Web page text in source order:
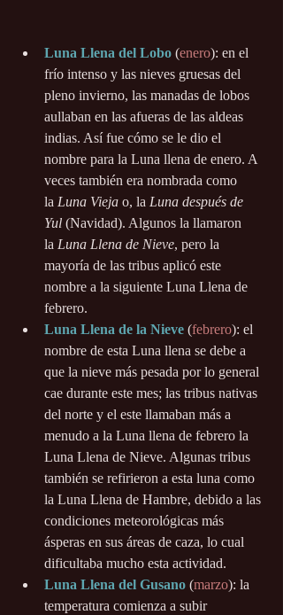
Luna Llena del Lobo (enero): en el
frío intenso y las nieves gruesas del
pleno invierno, las manadas de lobos
aullaban en las afueras de las aldeas
indias. Así fue cómo se le dio el
nombre para la Luna llena de enero. A
veces también era nombrada como
la Luna Vieja o, la Luna después de
Yul (Navidad). Algunos la llamaron
la Luna Llena de Nieve, pero la
mayoría de las tribus aplicó este
nombre a la siguiente Luna Llena de
febrero.
Luna Llena de la Nieve (febrero): el
nombre de esta Luna llena se debe a
que la nieve más pesada por lo general
cae durante este mes; las tribus nativas
del norte y el este llamaban más a
menudo a la Luna llena de febrero la
Luna Llena de Nieve. Algunas tribus
también se refirieron a esta luna como
la Luna Llena de Hambre, debido a las
condiciones meteorológicas más
ásperas en sus áreas de caza, lo cual
dificultaba mucho esta actividad.
Luna Llena del Gusano (marzo): la
temperatura comienza a subir